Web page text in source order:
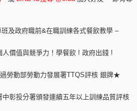
及政府職前&在職訓練各式餐飲教學 –
人價值與競爭力！學餐飲 ! 政府出錢 !
勞動部勞動力發展署TTQS評核 銀牌★
彰投分署頒發連續五年以上訓練品質評核